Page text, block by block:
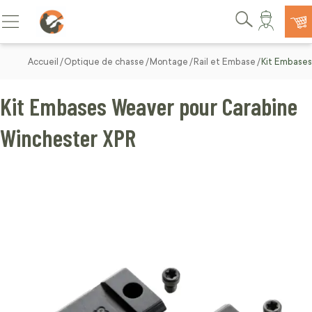
Allez au contenu
Basculer la navigation
Rechercher
Accueil Optique de chasse Montage Rail et Embase Kit
Kit Embases Weaver pour Carabine
Winchester XPR